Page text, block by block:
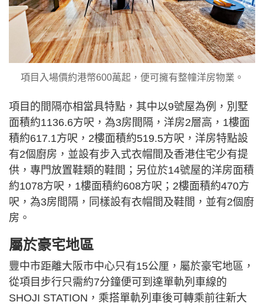
項目入場價約港幣600萬起，便可擁有整幢洋房物業。
項目的間隔亦相當具特點，其中以9號屋為例，別墅
面積約1136.6方呎，為3房間隔，洋房2層高，1樓面
積約617.1方呎，2樓面積約519.5方呎，洋房特點設
有2個廚房，並設有步入式衣帽間及香港住宅少有提
供，專門放置鞋類的鞋間；另位於14號屋的洋房面積
約1078方呎，1樓面積約608方呎；2樓面積約470方
呎，為3房間隔，同樣設有衣帽間及鞋間，並有2個廚
房。
屬於豪宅地區
豐中市距離大阪市中心只有15公厘，屬於豪宅地區，
從項目步行只需約7分鐘便可到達單軌列車線的
SHOJI STATION，乘搭單軌列車後可轉乘前往新大